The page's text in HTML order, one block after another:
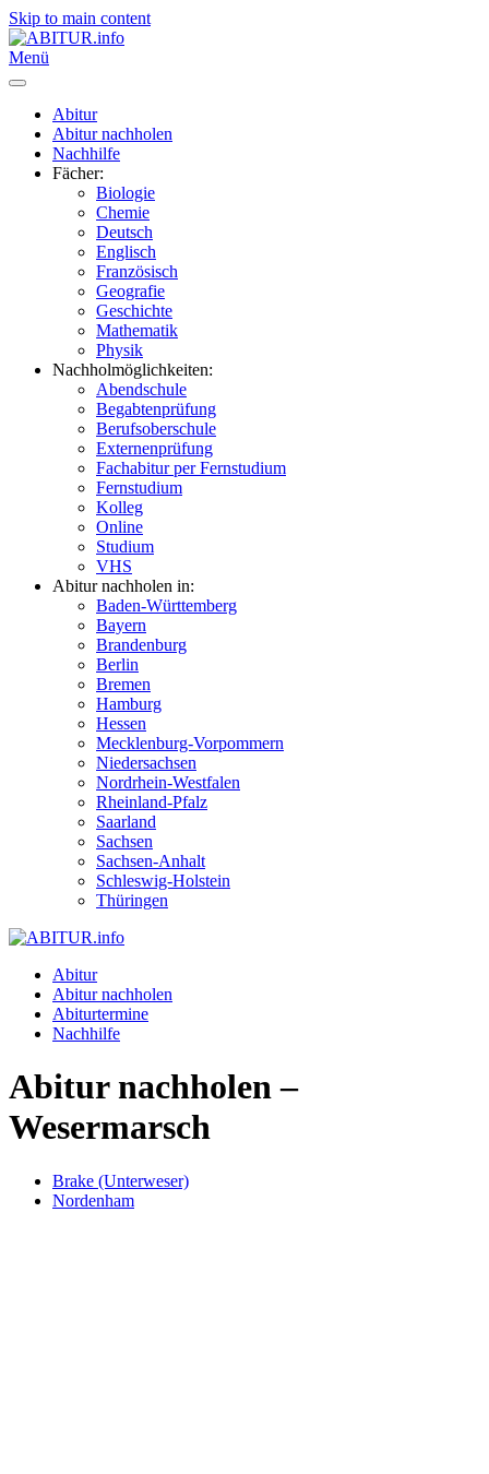
Skip to main content
Menü
Abitur
Abitur nachholen
Nachhilfe
Fächer:
Biologie
Chemie
Deutsch
Englisch
Französisch
Geografie
Geschichte
Mathematik
Physik
Nachholmöglichkeiten:
Abendschule
Begabtenprüfung
Berufsoberschule
Externenprüfung
Fachabitur per Fernstudium
Fernstudium
Kolleg
Online
Studium
VHS
Abitur nachholen in:
Baden-Württemberg
Bayern
Brandenburg
Berlin
Bremen
Hamburg
Hessen
Mecklenburg-Vorpommern
Niedersachsen
Nordrhein-Westfalen
Rheinland-Pfalz
Saarland
Sachsen
Sachsen-Anhalt
Schleswig-Holstein
Thüringen
Abitur
Abitur nachholen
Abiturtermine
Nachhilfe
Abitur nachholen –
Wesermarsch
Brake (Unterweser)
Nordenham